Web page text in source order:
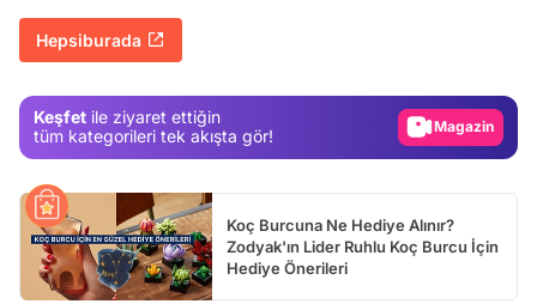
Hepsiburada
Keşfet ile ziyaret ettiğin
tüm kategorileri tek akışta gör!
Video
Koç Burcuna Ne Hediye Alınır?
Zodyak'ın Lider Ruhlu Koç Burcu İçin
Hediye Önerileri